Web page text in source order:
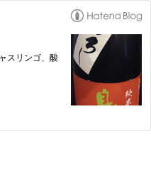
スリンゴ、酸